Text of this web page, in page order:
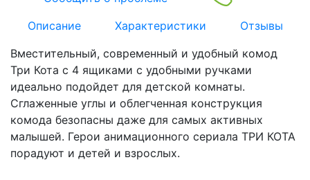
Описание
Характеристики
Отзывы
Вместительный, современный и удобный комод
Три Кота c 4 ящиками с удобными ручками
идеально подойдет для детской комнаты.
Сглаженные углы и облегченная конструкция
комода безопасны даже для самых активных
малышей. Герои анимационного сериала ТРИ КОТА
порадуют и детей и взрослых.